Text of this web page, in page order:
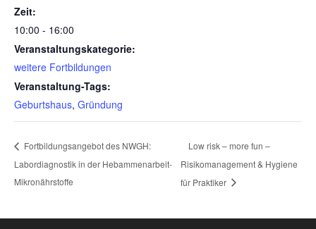
Zeit:
10:00 - 16:00
Veranstaltungskategorie:
weitere Fortbildungen
Veranstaltung-Tags:
Geburtshaus, Gründung
Fortbildungsangebot des NWGH:
Labordiagnostik in der Hebammenarbeit-
Mikronährstoffe
Low risk – more fun –
Risikomanagement & Hygiene
für Praktiker